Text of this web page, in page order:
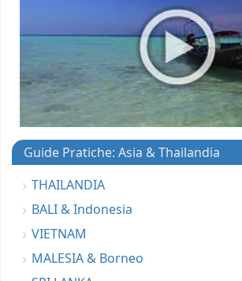
Guide Pratiche: Asia & Thailandia
THAILANDIA
BALI & Indonesia
VIETNAM
MALESIA & Borneo